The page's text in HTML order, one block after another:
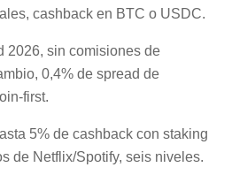
cashback en BTC o USDC.
2026, sin comisiones de
0,4% de spread de
first.
5% de cashback con staking
de Netflix/Spotify, seis niveles.